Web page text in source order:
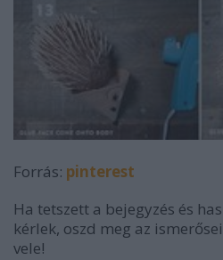
Forrás: pinterest
Ha tetszett a bejegyzés és
kérlek, oszd meg az
vele!